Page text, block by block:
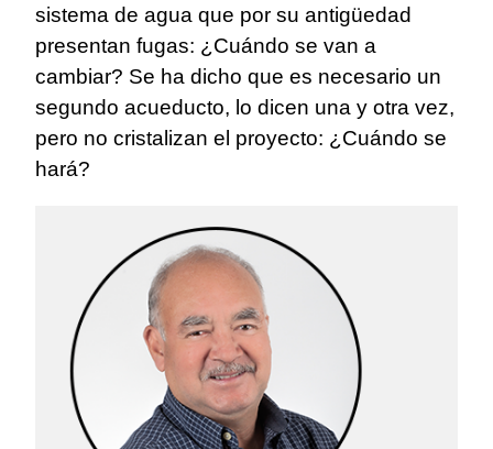
sistema de agua que por su antigüedad
presentan fugas: ¿Cuándo se van a
cambiar? Se ha dicho que es necesario un
segundo acueducto, lo dicen una y otra vez,
pero no cristalizan el proyecto: ¿Cuándo se
hará?